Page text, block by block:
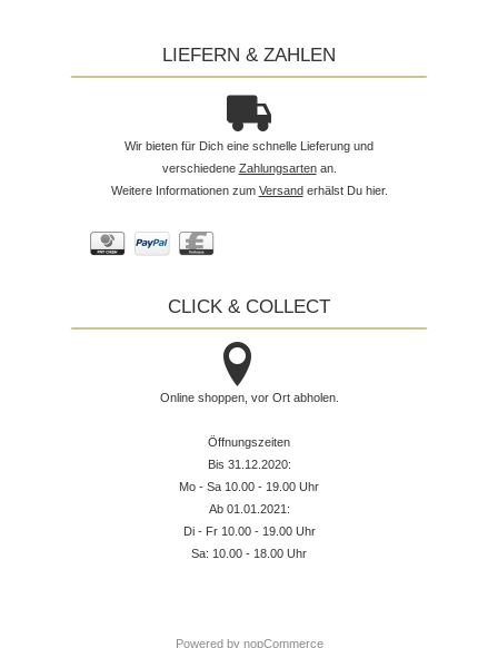
LIEFERN & ZAHLEN
Wir bieten für Dich eine schnelle Lieferung und
verschiedene Zahlungsartenan.
Weitere Informationen zum Versanderhälst Du hier.
CLICK & COLLECT
Online shoppen, vor Ort abholen.
Öffnungszeiten
Bis 31.12.2020:
Mo - Sa 10.00 - 19.00 Uhr
Ab 01.01.2021:
Di - Fr 10.00 - 19.00 Uhr
Sa: 10.00 - 18.00 Uhr
Powered by nopCommerce